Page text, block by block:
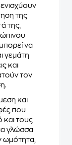
της
της,
να
γεμάτη
και
τον
και
που
και τους
γλώσσα
ωμότητα,